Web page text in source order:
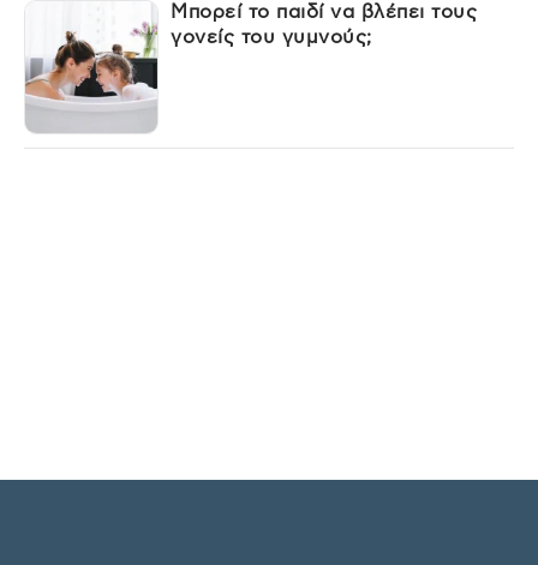
Μπορεί το παιδί να βλέπει τους
γονείς του γυμνούς;